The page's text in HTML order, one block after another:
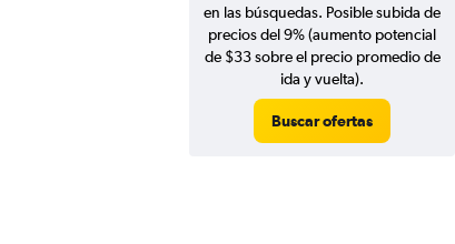
en las búsquedas. Posible subida de
precios del 9% (aumento potencial
de $33 sobre el precio promedio de
ida y vuelta).
Buscar ofertas